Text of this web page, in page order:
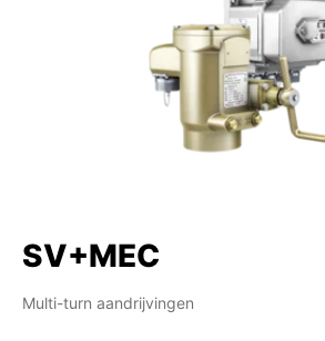
SV+MEC
Multi-turn aandrijvingen